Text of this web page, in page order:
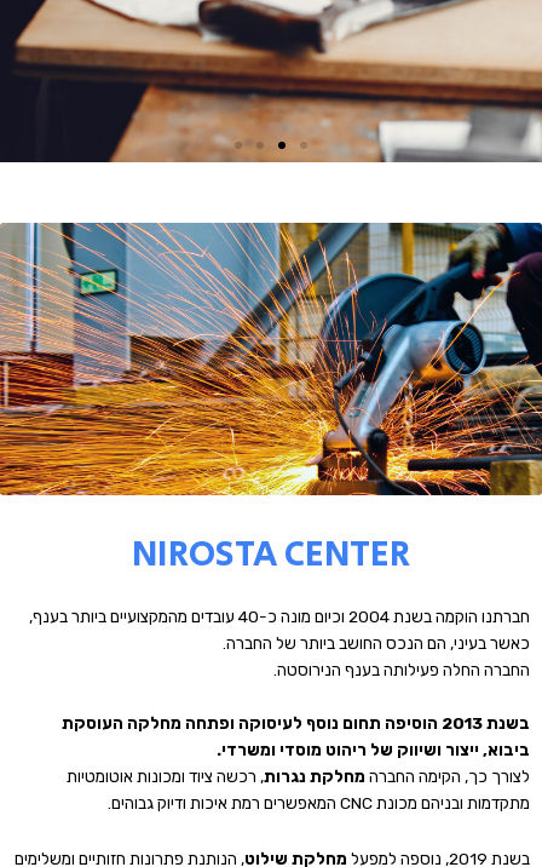
NIROSTA CENTER
חברתנו הוקמה בשנת 2004 וכיום מונה כ-40 עובדים מהמקצועיים ביותר בענף,
כאשר בעיני, הם הנכס החושב ביותר של החברה.
החברה החלה פעילותה בענף הנירוסטה.
בשנת 2013 הוסיפה תחום נוסף לעיסוקה ופתחה מחלקה העוסקת
ביבוא, ייצור ושיווק של ריהוט מוסדי ומשרדי.
לצורך כך, הקימה החברה מחלקת נגרות, רכשה ציוד ומכונות אוטומטיות
מתקדמות ובניהם מכונת CNC המאפשרים רמת איכות ודיוק גבוהים.
בשנת 2019, נוספה למפעל מחלקת שילוט, הנותנת פתרונות חזותיים ומשלימים